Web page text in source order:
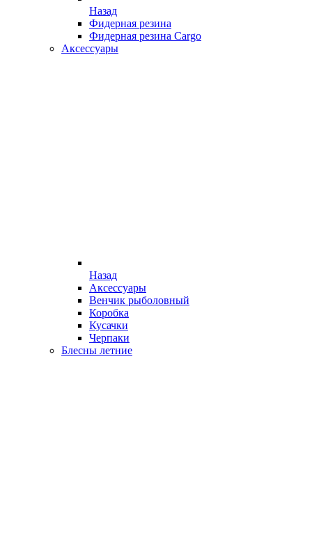
Назад
Фидерная резина
Фидерная резина Cargo
Аксессуары
Назад
Аксессуары
Венчик рыболовный
Коробка
Кусачки
Черпаки
Блесны летние